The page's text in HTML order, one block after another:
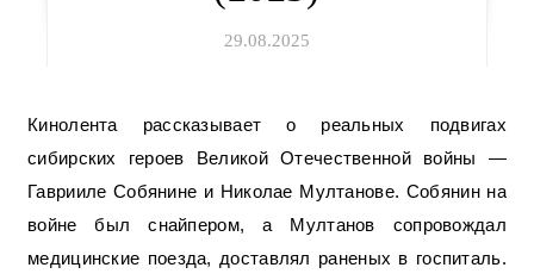
29.08.2025
Кинолента рассказывает о реальных подвигах
сибирских героев Великой Отечественной войны —
Гаврииле Собянине и Николае Мултанове. Собянин на
войне был снайпером, а Мултанов сопровождал
медицинские поезда, доставлял раненых в госпиталь.